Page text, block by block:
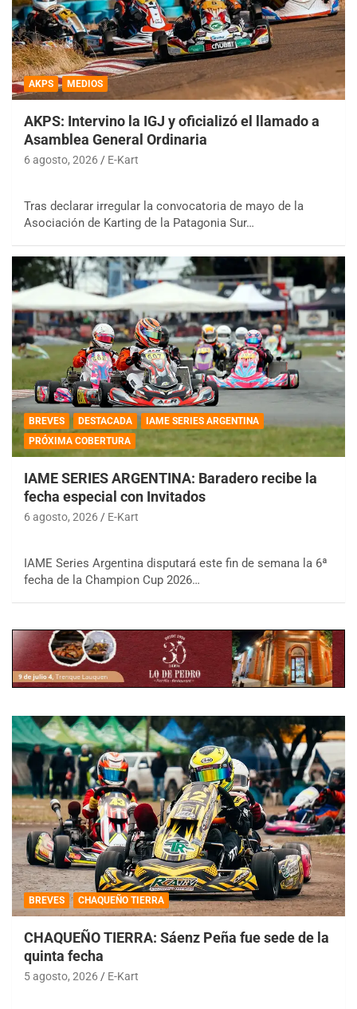
AKPS MEDIOS
AKPS: Intervino la IGJ y oficializó el llamado a
Asamblea General Ordinaria
6 agosto, 2026 E-Kart
Tras declarar irregular la convocatoria de mayo de la
Asociación de Karting de la Patagonia Sur…
BREVES DESTACADA
IAME SERIES ARGENTINA
PRÓXIMA COBERTURA
IAME SERIES ARGENTINA: Baradero recibe la
fecha especial con Invitados
6 agosto, 2026 E-Kart
IAME Series Argentina disputará este fin de semana la 6ª
fecha de la Champion Cup 2026…
BREVES CHAQUEÑO TIERRA
CHAQUEÑO TIERRA: Sáenz Peña fue sede de la
quinta fecha
5 agosto, 2026 E-Kart